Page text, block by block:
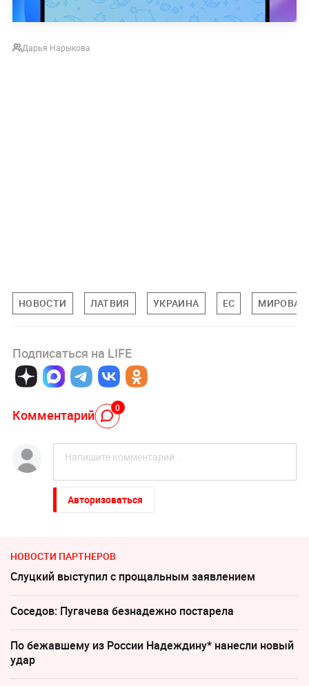
Дарья Нарыкова
НОВОСТИ ЛАТВИЯ УКРАИНА ЕС
Подписаться на LIFE
Комментарий 0
Авторизоваться
НОВОСТИ ПАРТНЕРОВ
Слуцкий выступил с прощальным заявлением
Соседов: Пугачева безнадежно постарела
По бежавшему из России Надеждину* нанесли новый
удар